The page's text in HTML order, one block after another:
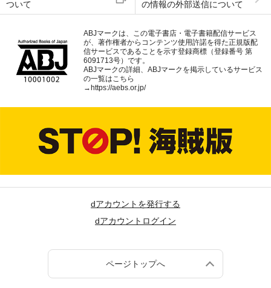
ついて
の情報の外部送信について
ABJマークは、この電子書店・電子書籍配信サービス
が、著作権者からコンテンツ使用許諾を得た正規版配
信サービスであることを示す登録商標（登録番号 第
6091713号）です。
ABJマークの詳細、ABJマークを掲示しているサービス
の一覧はこちら
→ https://aebs.or.jp/
dアカウントを発行する
dアカウントログイン
ページトップへ